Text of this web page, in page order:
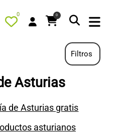
0 0
Filtros
Asturias
de Asturias gratis
asturianos